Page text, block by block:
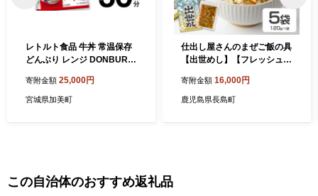
レトルト食品 牛丼 常温保存
どんぶり レンジ DONBURI
食品 常温保存 丼 レンジ 非常
食 湯煎 キャンプ アウトドア
寄附金額 25,000円
宮城県加美町
仕出し屋さんのまぜご飯の具
【出世めし】【フレッシュか
寄附金額 16,000円
鹿児島県長島町
この自治体のおすすめ返礼品